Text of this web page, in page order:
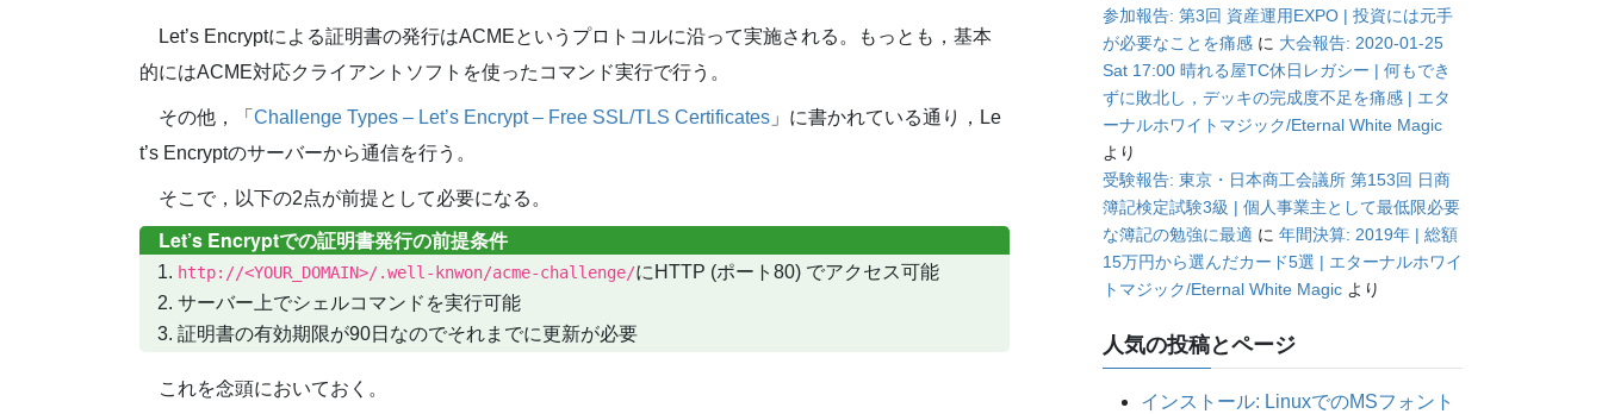
Let’s Encryptによる証明書の発行はACMEというプロトコルに沿って実施される。もっとも，基本
的にはACME対応クライアントソフトを使ったコマンド実行で行う。
その他，「 Challenge Types – Let’s Encrypt – Free SSL/TLS Certificates 」に書かれている通り，Le
t’s Encryptのサーバーから通信を行う。
そこで，以下の2点が前提として必要になる。
Let’s Encryptでの証明書発行の前提条件
http://<YOUR_DOMAIN>/.well-knwon/acme-challenge/にHTTP (ポート80) でアクセス可能
サーバー上でシェルコマンドを実行可能
証明書の有効期限が90日なのでそれまでに更新が必要
これを念頭においておく。
参加報告: 第3回 資産運用EXPO | 投資には元手
が必要なことを痛感 に 大会報告: 2020-01-25
Sat 17:00 晴れる屋TC休日レガシー | 何もでき
ずに敗北し，デッキの完成度不足を痛感 | エタ
ーナルホワイトマジック/Eternal White Magic
より
受験報告: 東京・日本商工会議所 第153回 日商
簿記検定試験3級 | 個人事業主として最低限必要
な簿記の勉強に最適 に年間決算: 2019年 | 総額
15万円から選んだカード5選 | エターナルホワイ
トマジック/Eternal White Magic より
人気の投稿とページ
インストール: LinuxでのMSフォント